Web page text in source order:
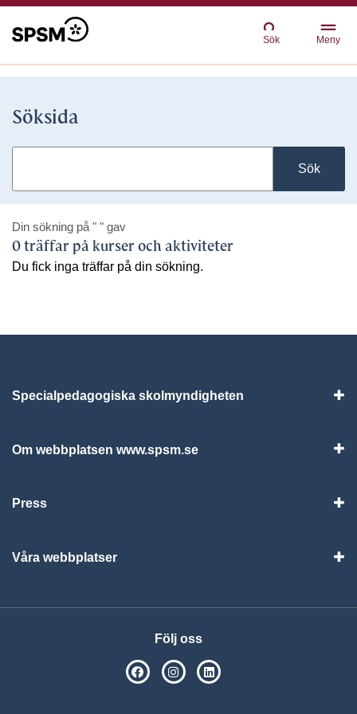
Sök Meny
Söksida
Sök
Din sökning på " " gav
0 träffar på kurser och aktiviteter
Du fick inga träffar på din sökning.
Specialpedagogiska skolmyndigheten
Om webbplatsen www.spsm.se
Press
Våra webbplatser
Följ oss
SPSM på Facebook
SPSM på Instagram